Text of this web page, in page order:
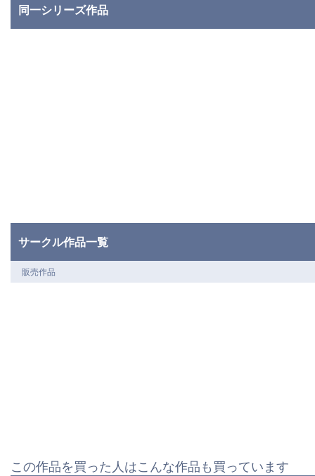
同一シリーズ作品
サークル作品一覧
販売作品
この作品を買った人はこんな作品も買っています